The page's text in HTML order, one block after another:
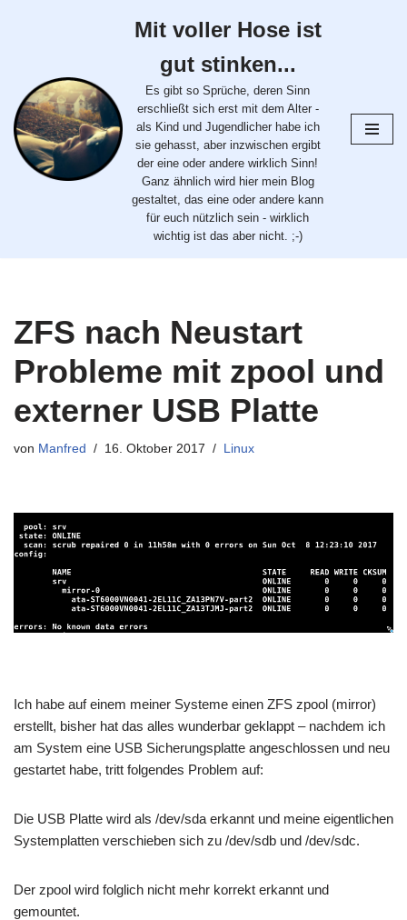
springen
Mit voller Hose ist
gut stinken...
Es gibt so Sprüche, deren Sinn
erschließt sich erst mit dem Alter -
als Kind und Jugendlicher habe ich
sie gehasst, aber inzwischen ergibt
der eine oder andere wirklich Sinn!
Ganz ähnlich wird hier mein Blog
gestaltet, das eine oder andere kann
für euch nützlich sein - wirklich
wichtig ist das aber nicht. ;-)
ZFS nach Neustart
Probleme mit zpool und
externer USB Platte
von Manfred 16. Oktober 2017 Linux
Ich habe auf einem meiner Systeme einen ZFS zpool (mirror)
erstellt, bisher hat das alles wunderbar geklappt – nachdem ich
am System eine USB Sicherungsplatte angeschlossen und neu
gestartet habe, tritt folgendes Problem auf:
Die USB Platte wird als /dev/sda erkannt und meine eigentlichen
Systemplatten verschieben sich zu /dev/sdb und /dev/sdc.
Der zpool wird folglich nicht mehr korrekt erkannt und
gemountet.